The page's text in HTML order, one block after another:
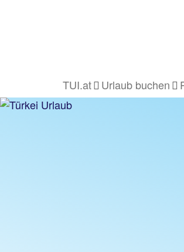
TUI.at Urlaub buchen